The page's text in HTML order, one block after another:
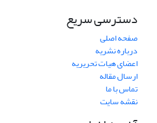
دسترسی سریع
صفحه اصلی
درباره نشریه
اعضای هیات تحریریه
ارسال مقاله
تماس با ما
نقشه سایت